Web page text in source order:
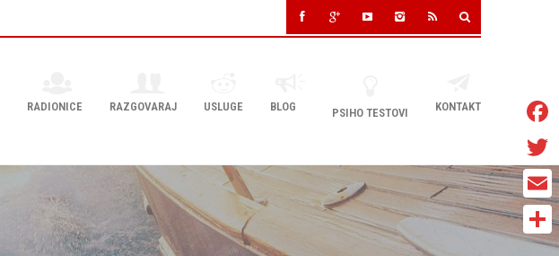
RADIONICE RAZGOVARAJ USLUGE BLOG PSIHO TESTOVI KONTAKT
Twitter
Email
Share